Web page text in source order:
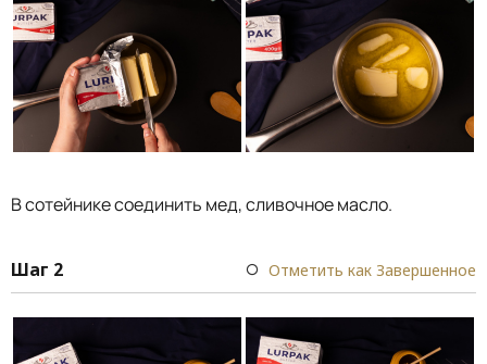
В сотейнике соединить мед, сливочное масло.
Шаг 2 Отметить как Завершенное